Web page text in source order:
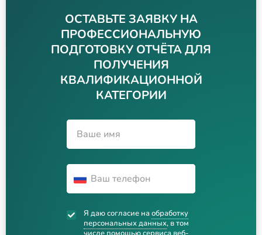
ОСТАВЬТЕ ЗАЯВКУ НА
ПРОФЕССИОНАЛЬНУЮ
ПОДГОТОВКУ ОТЧЁТА ДЛЯ
ПОЛУЧЕНИЯ
КВАЛИФИКАЦИОННОЙ
КАТЕГОРИИ
Я даю согласие на обработку
персональных данных, в том